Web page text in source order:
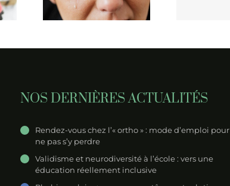
psychopédagogue
NOS DERNIÈRES ACTUALITÉS
Rendez-vous chez l’« ortho » : mode d’emploi pour
ne pas s’y perdre
Validisme et neurodiversité à l’école : vers une
éducation réellement inclusive